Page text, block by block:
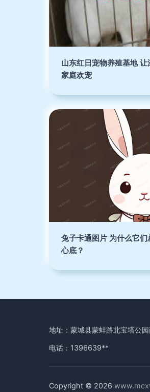
山东红日宠物养殖基地
家庭欢宠
兔子卡通图片 为什么它
心底？
地址：蒙城县蒙蚌路北宝塔公
电话：1396639**
Copyright © 2026